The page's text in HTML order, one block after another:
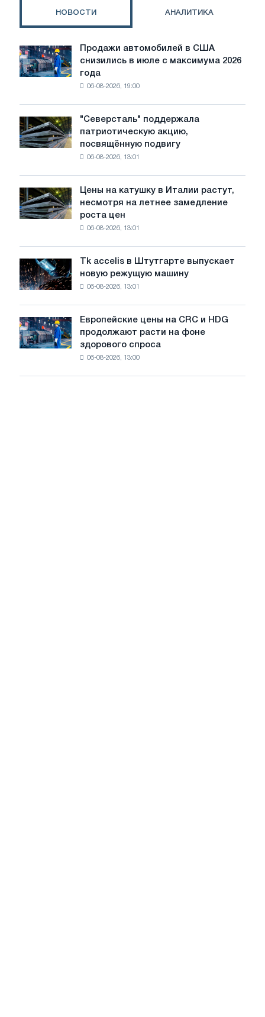
запястье
и
плечо?
НОВОСТИ АНАЛИТИКА
Продажи
автомобилей
в
июле
с
максимума
года
Продажи автомобилей в США
снизились в июле с максимума 2026
года
06-08-2026, 19:00
"Северсталь"
поддержала
патриотическую
советской
авиации
в
Великой
Отечественной
войны
"Северсталь" поддержала
патриотическую акцию,
посвящённую подвигу
06-08-2026, 13:01
Цены
на
катушку
несмотря
на
летнее
замедление
роста
цен
Цены на катушку в Италии растут,
несмотря на летнее замедление
роста цен
06-08-2026, 13:01
Tk
accelis
в
новую
режущую
машину
Tk accelis в Штутгарте выпускает
новую режущую машину
06-08-2026, 13:01
Европейские
цены
на
Европейские цены на CRC и HDG
продолжают расти на фоне
здорового спроса
06-08-2026, 13:00